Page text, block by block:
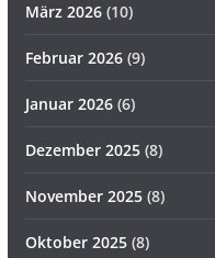
März 2026(10)
Februar 2026(9)
Januar 2026(6)
Dezember 2025(8)
November 2025(8)
Oktober 2025(8)